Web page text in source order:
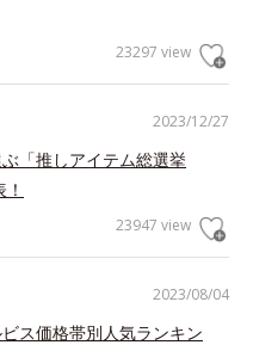
23297 view
2023/12/27
「推しアイテム総選挙
23947 view
2023/08/04
ビス価格帯別人気ランキン